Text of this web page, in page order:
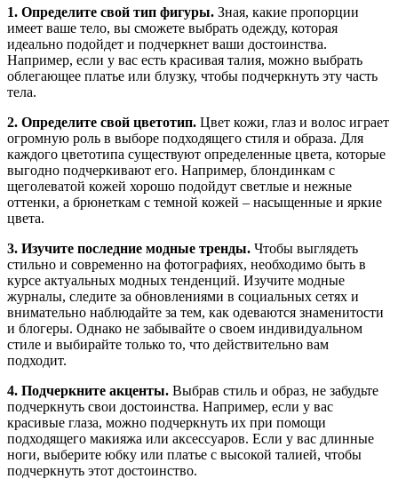
1. Определите свой тип фигуры. Зная, какие пропорции
имеет ваше тело, вы сможете выбрать одежду, которая
идеально подойдет и подчеркнет ваши достоинства.
Например, если у вас есть красивая талия, можно выбрать
облегающее платье или блузку, чтобы подчеркнуть эту часть
тела.
2. Определите свой цветотип. Цвет кожи, глаз и волос играет
огромную роль в выборе подходящего стиля и образа. Для
каждого цветотипа существуют определенные цвета, которые
выгодно подчеркивают его. Например, блондинкам с
щеголеватой кожей хорошо подойдут светлые и нежные
оттенки, а брюнеткам с темной кожей – насыщенные и яркие
цвета.
3. Изучите последние модные тренды. Чтобы выглядеть
стильно и современно на фотографиях, необходимо быть в
курсе актуальных модных тенденций. Изучите модные
журналы, следите за обновлениями в социальных сетях и
внимательно наблюдайте за тем, как одеваются знаменитости
и блогеры. Однако не забывайте о своем индивидуальном
стиле и выбирайте только то, что действительно вам
подходит.
4. Подчеркните акценты. Выбрав стиль и образ, не забудьте
подчеркнуть свои достоинства. Например, если у вас
красивые глаза, можно подчеркнуть их при помощи
подходящего макияжа или аксессуаров. Если у вас длинные
ноги, выберите юбку или платье с высокой талией, чтобы
подчеркнуть этот достоинство.